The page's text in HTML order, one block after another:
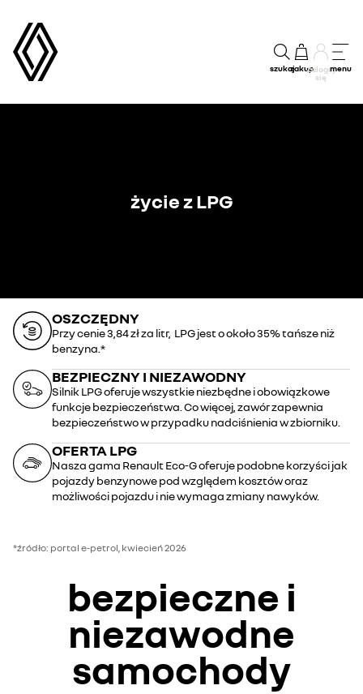
szukajzakupZaloguj
się
menu
życie z LPG
OSZCZĘDNY
Przy cenie 3,84 zł za litr, LPG jest o około 35% tańsze niż
benzyna.*
BEZPIECZNY I NIEZAWODNY
Silnik LPG oferuje wszystkie niezbędne i obowiązkowe
funkcje bezpieczeństwa. Co więcej, zawór zapewnia
bezpieczeństwo w przypadku nadciśnienia w zbiorniku.
OFERTA LPG
Nasza gama Renault Eco-G oferuje podobne korzyści jak
pojazdy benzynowe pod względem kosztów oraz
możliwości pojazdu i nie wymaga zmiany nawyków.
*źródło: portal e-petrol, kwiecień 2026
bezpieczne i
niezawodne
samochody